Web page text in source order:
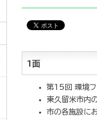
1面
第15回 環境フ
東久留米市内
市の各施設に